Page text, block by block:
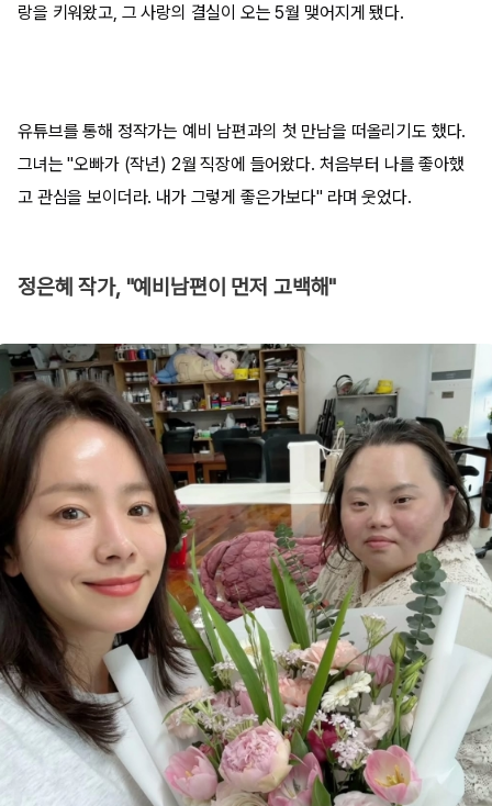
랑을 키워왔고, 그 사랑의 결실이 오는 5월 맺어지게 됐다.
유튜브를 통해 정작가는 예비 남편과의 첫 만남을 떠올리기도 했다.
그녀는 "오빠가 (작년) 2월 직장에 들어왔다. 처음부터 나를 좋아했
고 관심을 보이더라. 내가 그렇게 좋은가보다" 라며 웃었다.
정은혜 작가, "예비남편이 먼저 고백해"